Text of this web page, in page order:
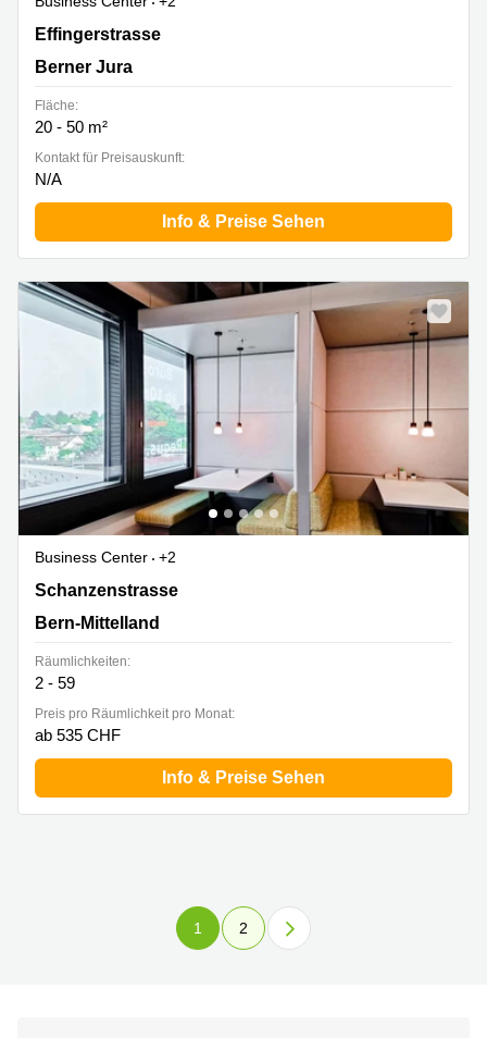
Effingerstrasse 4, Berner Jura
Effingerstrasse
Berner Jura
Fläche:
20 - 50 m²
Kontakt für Preisauskunft:
N/A
Info & Preise Sehen
Business Center
+2
Schanzenstrasse 4a, Bern-Mittelland
Schanzenstrasse
Bern-Mittelland
Räumlichkeiten:
2 - 59
Preis pro Räumlichkeit pro Monat:
ab 535 CHF
Info & Preise Sehen
1 2